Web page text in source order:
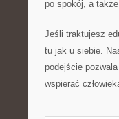
po spokój, a
Jeśli traktujesz
tu jak u siebie.
podejście
wspierać